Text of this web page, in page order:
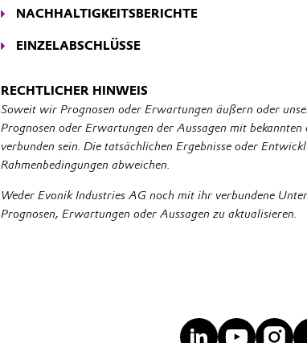
NACHHALTIGKEITSBERICHTE
verantwortlichen Handeln von Evonik finden Sie hier.
EINZELABSCHLÜSSE
-> mehr
RECHTLICHER HINWEIS
Soweit wir Prognosen oder Erwartungen äußern oder
Prognosen oder Erwartungen der Aussagen mit
verbunden sein. Die tatsächlichen Ergebnisse oder
Rahmenbedingungen abweichen.
Weder Evonik Industries AG noch mit ihr verbundene
Prognosen, Erwartungen oder Aussagen zu aktualisieren.